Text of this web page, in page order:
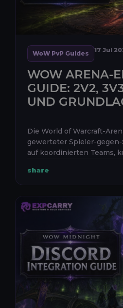
WoW PvP Guides 17 Jul
WOW ARENA-
GUIDE: 2V2,
UND
Die World of Warcraft-
gewerteter Spieler-
auf koordinierten Teams,
Control, defensiven
Positionie...
share